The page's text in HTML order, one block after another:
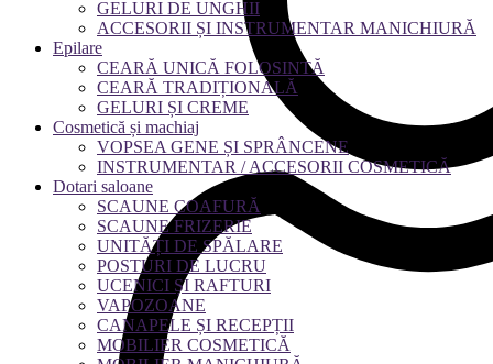
GELURI DE UNGHII
ACCESORII ȘI INSTRUMENTAR MANICHIURĂ
Epilare
CEARĂ UNICĂ FOLOSINTĂ
CEARĂ TRADIȚIONALĂ
GELURI ȘI CREME
Cosmetică și machiaj
VOPSEA GENE ȘI SPRÂNCENE
INSTRUMENTAR / ACCESORII COSMETICĂ
Dotari saloane
SCAUNE COAFURĂ
SCAUNE FRIZERIE
UNITĂȚI DE SPĂLARE
POSTURI DE LUCRU
UCENICI ȘI RAFTURI
VAPOZOANE
CANAPELE ȘI RECEPȚII
MOBILIER COSMETICĂ